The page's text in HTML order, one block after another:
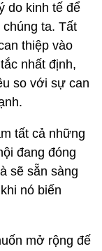
do kinh tế để
ta. Tất
thiệp vào
nhất định,
so với sự can
tất cả những
đang đóng
sẽ sẵn sàng
nó biến
mở rộng đế